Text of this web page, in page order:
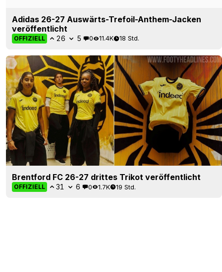
Brentford FC 26-27 drittes Trikot veröffentlicht
OFFIZIELL 31 6 0 1.7K 19 Std.